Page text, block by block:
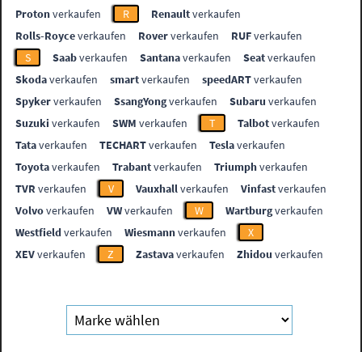
Protonverkaufen R Renaultverkaufen
Rolls-Royceverkaufen Roververkaufen RUFverkaufen
S
Saabverkaufen Santanaverkaufen Seatverkaufen
Skodaverkaufen smartverkaufen speedARTverkaufen
Spykerverkaufen SsangYongverkaufen Subaru verkaufen
Suzuki verkaufen SWM verkaufen T Talbotverkaufen
Tataverkaufen TECHARTverkaufen Teslaverkaufen
Toyotaverkaufen Trabantverkaufen Triumphverkaufen
TVR verkaufen V Vauxhallverkaufen Vinfastverkaufen
Volvoverkaufen VWverkaufen W Wartburgverkaufen
Westfieldverkaufen Wiesmannverkaufen
X
XEVverkaufen Z Zastavaverkaufen Zhidou verkaufen